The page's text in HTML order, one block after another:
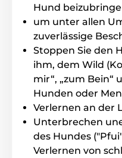
Hund
um unter allen
zuverlässige
Stoppen Sie den
ihm, dem Wild
mir“, „zum Bein“
Hunden oder
Verlernen an der
Unterbrechen
des Hundes
Verlernen von